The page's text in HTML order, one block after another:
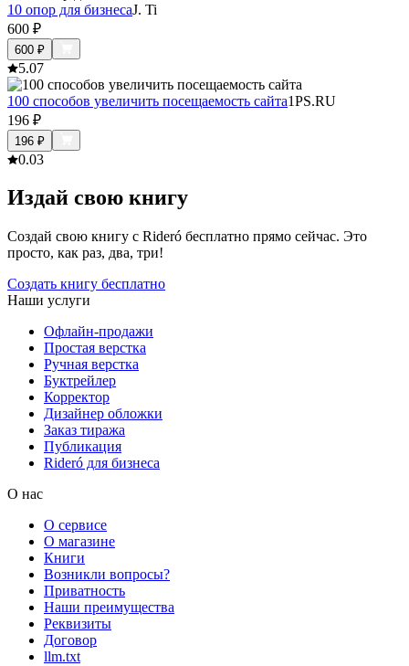
10 опор для бизнесаJ. Ti
600 ₽
600 ₽
5.07
100 способов увеличить посещаемость сайта1PS.RU
196 ₽
196 ₽
0.03
Издай свою книгу
Создай свою книгу с Rideró бесплатно прямо сейчас. Это
просто, как раз, два, три!
Создать книгу бесплатно
Наши услуги
Офлайн-продажи
Простая верстка
Ручная верстка
Буктрейлер
Корректор
Дизайнер обложки
Заказ тиража
Публикация
Rideró для бизнеса
О нас
О сервисе
О магазине
Книги
Возникли вопросы?
Приватность
Наши преимущества
Реквизиты
Договор
llm.txt